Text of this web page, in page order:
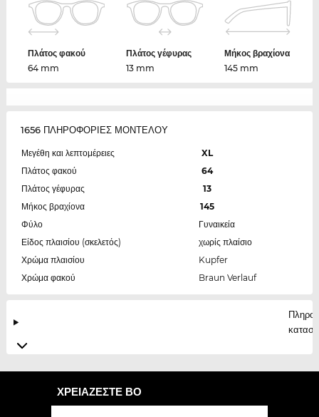
Πλάτος φακού
64 mm
Πλάτος γέφυρας
13 mm
Μήκος βραχίονα
145 mm
1656 ΠΛΗΡΟΦΟΡΙΕΣ ΜΟΝΤΕΛΟΥ
Μεγέθη και λεπτομέρειες
XL
Πλάτος φακού
64
Πλάτος γέφυρας
13
Μήκος βραχίονα
145
Φύλο
Γυναικεία
Είδος πλαισίου (σκελετός)
χωρίς πλαίσιο
Χρώμα πλαισίου
Kupfer
Χρώμα φακού
Braun Verlauf
ΧΡΕΙΆΖΕΣΤΕ ΒΟ